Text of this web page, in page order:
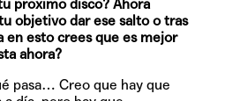
proximo disco? Ahora
objetivo dar ese salto o tras
en esto crees que es mejor
ahora?
pasa… Creo que hay que